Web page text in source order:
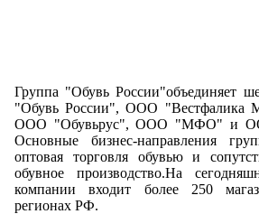
Группа "Обувь России"объединяет
"Обувь России", ООО
ООО "Обувьрус", ООО "МФО" и
Основные бизнес-направления
оптовая торговля обувью и
обувное производство.На
компании входит более 250
регионах РФ.